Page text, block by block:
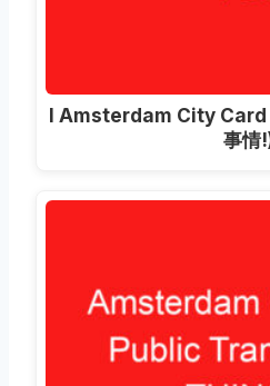
I Amsterdam City Card
事情